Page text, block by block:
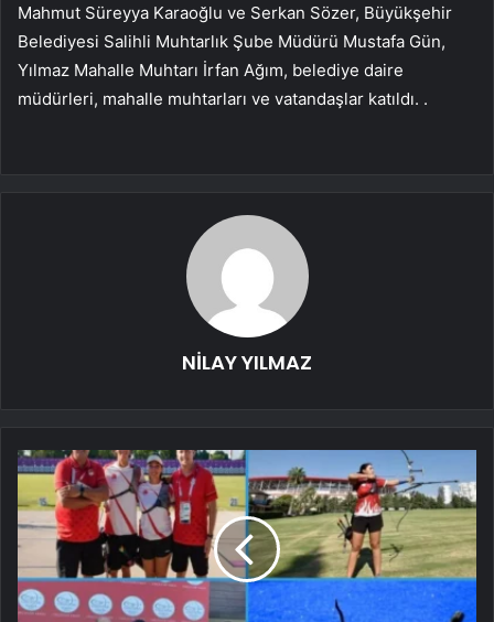
Mahmut Süreyya Karaoğlu ve Serkan Sözer, Büyükşehir
Belediyesi Salihli Muhtarlık Şube Müdürü Mustafa Gün,
Yılmaz Mahalle Muhtarı İrfan Ağım, belediye daire
müdürleri, mahalle muhtarları ve vatandaşlar katıldı. .
NİLAY YILMAZ